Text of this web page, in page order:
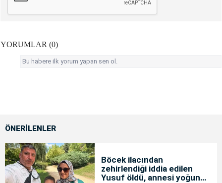
YORUMLAR (0)
Bu habere ilk yorum yapan sen ol.
ÖNERİLENLER
Böcek ilacından
zehirlendiği iddia edilen
Yusuf öldü, annesi yoğun